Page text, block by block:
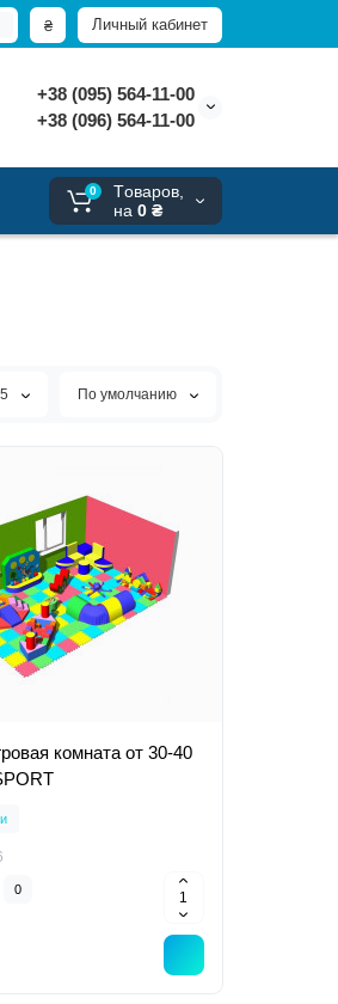
Личный кабинет
₴
+38 (095) 564-11-00
+38 (096) 564-11-00
0
Tоваров,
на 0 ₴
По умолчанию
комната от 30-40
0